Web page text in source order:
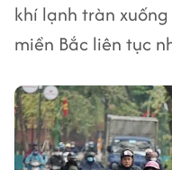
khí lạnh tràn
miền Bắc liên tục